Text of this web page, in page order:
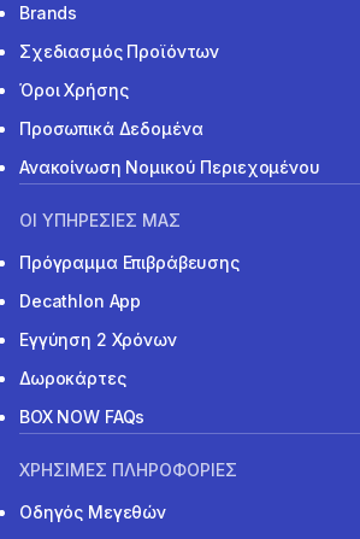
Brands
Σχεδιασμός Προϊόντων
Όροι Χρήσης
Προσωπικά Δεδομένα
Ανακοίνωση Νομικού Περιεχομένου
ΟΙ ΥΠΗΡΕΣΙΕΣ ΜΑΣ
Πρόγραμμα Επιβράβευσης
Decathlon App
Εγγύηση 2 Χρόνων
Δωροκάρτες
BOX NOW FAQs
ΧΡΗΣΙΜΕΣ ΠΛΗΡΟΦΟΡΙΕΣ
Οδηγός Μεγεθών